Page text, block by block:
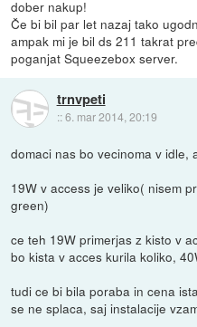
dober nakup!
Če bi bil par let nazaj tako
ampak mi je bil ds 211 takrat
poganjat Squeezebox server.
trnvpeti
::6. mar 2014, 20:19
domaci nas bo vecinoma v idle,
19W v access je veliko( nisem
green)
ce teh 19W primerjas z kisto v
bo kista v acces kurila koliko,
tudi ce bi bila poraba in cena
se ne splaca, saj instalacije